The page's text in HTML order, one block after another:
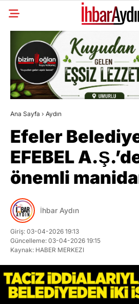
Ana Sayfa › Aydın
Efeler
EFEBEL
önemli
İhbar Aydın
Giriş: 03-04-2026 19:13
Güncelleme: 03-04-2026 19:15
Kaynak: HABER MERKEZI